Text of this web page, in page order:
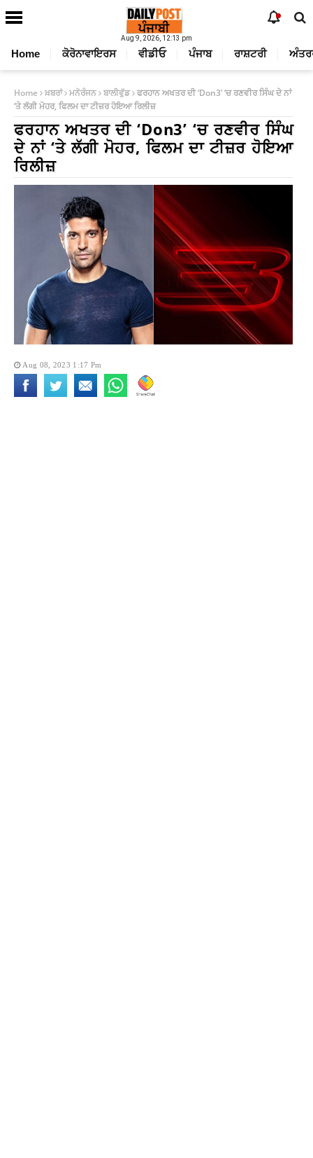
Aug 9, 2026, 12:13 pm
Home ਕੋਰੋਨਾਵਾਇਰਸ ਵੀਡੀਓ ਪੰਜਾਬ ਰਾਸ਼ਟਰੀ
Home ਖ਼ਬਰਾਂ ਮਨੋਰੰਜਨ ਬਾਲੀਵੁੱਡ ਫਰਹਾਨ ਅਖਤਰ ਦੀ ‘Don3’ ‘ਚ ਰਣਵੀਰ ਸਿੰਘ ਦੇ ਨਾਂ
‘ਤੇ ਲੱਗੀ ਮੋਹਰ, ਫਿਲਮ ਦਾ ਟੀਜ਼ਰ ਹੋਇਆ ਰਿਲੀਜ਼
ਫਰਹਾਨ ਅਖਤਰ ਦੀ ‘Don3’ ‘ਚ ਰਣਵੀਰ ਸਿੰਘ
ਦੇ ਨਾਂ ‘ਤੇ ਲੱਗੀ ਮੋਹਰ, ਫਿਲਮ ਦਾ ਟੀਜ਼ਰ ਹੋਇਆ
ਰਿਲੀਜ਼
Aug 08, 2023 1:17 Pm